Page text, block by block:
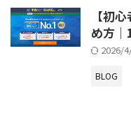
【初
め方
2026/
BLOG